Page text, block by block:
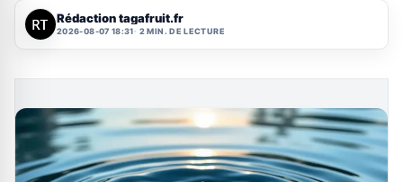
Rédaction tagafruit.fr
2026-08-07 18:31 2 MIN. DE LECTURE